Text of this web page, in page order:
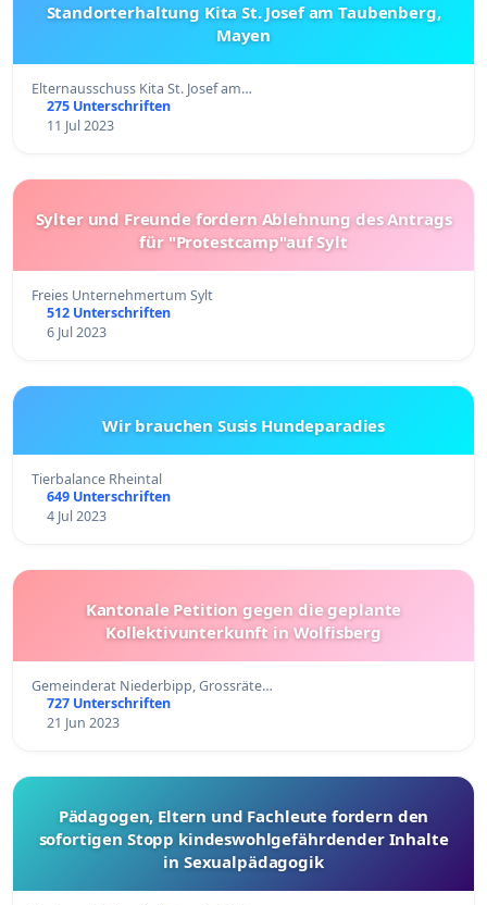
Standorterhaltung Kita St. Josef am Taubenberg,
Mayen
Elternausschuss Kita St. Josef am…
275 Unterschriften
11 Jul 2023
Sylter und Freunde fordern Ablehnung des Antrags
für "Protestcamp"auf Sylt
Freies Unternehmertum Sylt
512 Unterschriften
6 Jul 2023
Wir brauchen Susis Hundeparadies
Tierbalance Rheintal
649 Unterschriften
4 Jul 2023
Kantonale Petition gegen die geplante
Kollektivunterkunft in Wolfisberg
Gemeinderat Niederbipp, Grossräte…
727 Unterschriften
21 Jun 2023
Pädagogen, Eltern und Fachleute fordern den
sofortigen Stopp kindeswohlgefährdender Inhalte
in Sexualpädagogik